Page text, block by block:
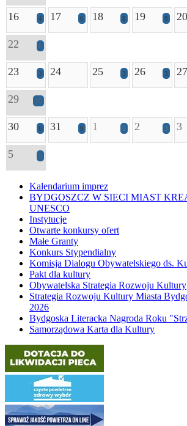
16 4 17 6 18 8 19 8 20
22 6
23 3 24 25 3 26 3 27
29 10
30 6 31 9 1 5 2 3 3
5 9
Kalendarium imprez
BYDGOSZCZ W SIECI MIAST
UNESCO
Instytucje
Otwarte konkursy ofert
Małe Granty
Konkurs Stypendialny
Komisja Dialogu Obywatelskiego ds.
Pakt dla kultury
Obywatelska Strategia Rozwoju Kultury
Strategia Rozwoju Kultury Miasta
2026
Bydgoska Literacka Nagroda Roku
Samorządowa Karta dla Kultury